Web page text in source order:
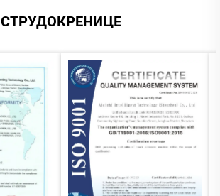
машини са Андроидом /
системом Коммерцијални
уређај за приказивање
СТРУДОКРЕНИЦЕ